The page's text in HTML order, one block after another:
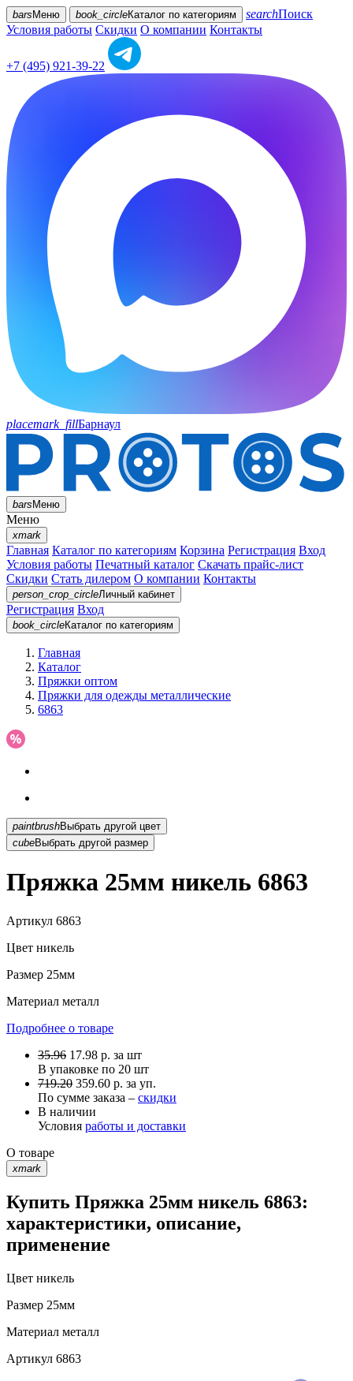
bars Меню book_circleКаталог по категориям searchПоиск
Условия работы Скидки О компании Контакты
+7 (495) 921-39-22
placemark_fillБарнаул
barsМеню
Меню
xmark
Главная Каталог по категориям Корзина Регистрация Вход
Условия работы Печатный каталог Скачать прайс-лист
Скидки Стать дилером О компании Контакты
person_crop_circleЛичный кабинет
Регистрация Вход
book_circleКаталог по категориям
Главная
Каталог
Пряжки оптом
Пряжки для одежды металлические
6863
paintbrush
Выбрать другой цвет
cubeВыбрать другой размер
Пряжка 25мм никель 6863
Артикул 6863
Цвет никель
Размер 25мм
Материал металл
Подробнее о товаре
35.96 17.98 р. за шт
В упаковке по 20 шт
719.20 359.60 р. за уп.
По сумме заказа – скидки
В наличии
Условия работы и доставки
О товаре
xmark
Купить Пряжка 25мм никель 6863:
характеристики, описание,
применение
Цвет никель
Размер 25мм
Материал металл
Артикул 6863